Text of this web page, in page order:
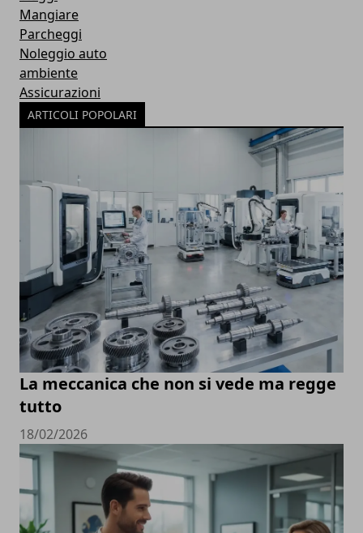
Mangiare
Parcheggi
Noleggio auto
ambiente
Assicurazioni
ARTICOLI POPOLARI
La meccanica che non si vede ma regge
tutto
18/02/2026